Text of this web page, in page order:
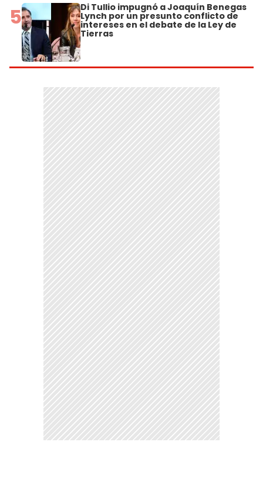
5 Di Tullio impugnó a Joaquín Benegas
Lynch por un presunto conflicto de
intereses en el debate de la Ley de
Tierras